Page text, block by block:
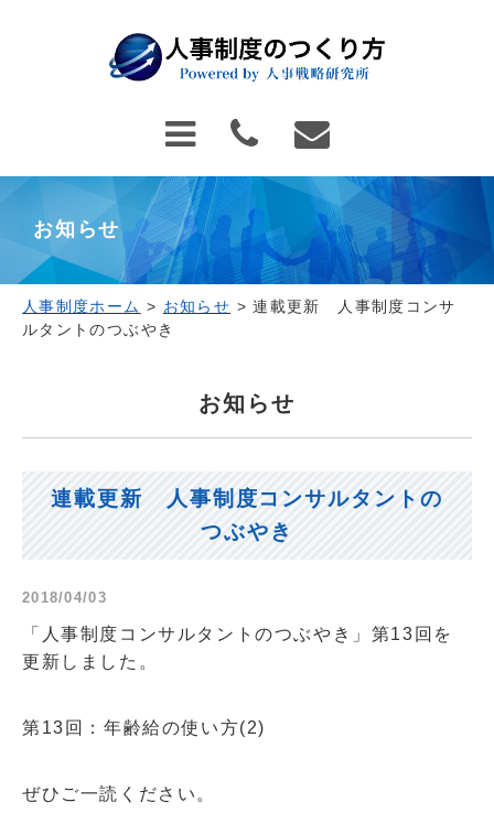
お知らせ
人事制度ホーム > お知らせ >連載更新 人事制度コンサ
ルタントのつぶやき
お知らせ
連載更新 人事制度コンサルタントの
つぶやき
2018/04/03
「人事制度コンサルタントのつぶやき」第13回を
更新しました。
第13回：年齢給の使い方(2)
ぜひご一読ください。